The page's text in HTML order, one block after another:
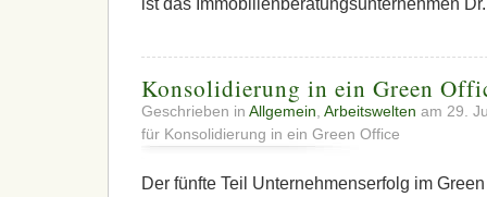
ist das Immobilienberatungsunternehmen
Konsolidierung in ein Green
Geschrieben in Allgemein Arbeitswelten am 29.
für Konsolidierung in ein Green Office
Der fünfte Teil Unternehmenserfolg im